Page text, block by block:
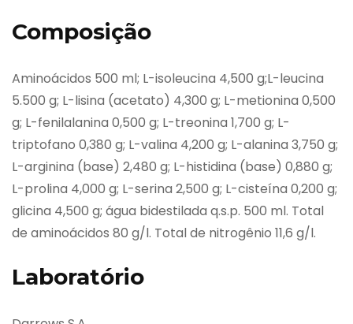
Composição
Aminoácidos 500 ml; L-isoleucina 4,500 g;L-leucina
5.500 g; L-lisina (acetato) 4,300 g; L-metionina 0,500
g; L-fenilalanina 0,500 g; L-treonina 1,700 g; L-
triptofano 0,380 g; L-valina 4,200 g; L-alanina 3,750 g;
L-arginina (base) 2,480 g; L-histidina (base) 0,880 g;
L-prolina 4,000 g; L-serina 2,500 g; L-cisteína 0,200 g;
glicina 4,500 g; água bidestilada q.s.p. 500 ml. Total
de aminoácidos 80 g/l. Total de nitrogênio 11,6 g/l.
Laboratório